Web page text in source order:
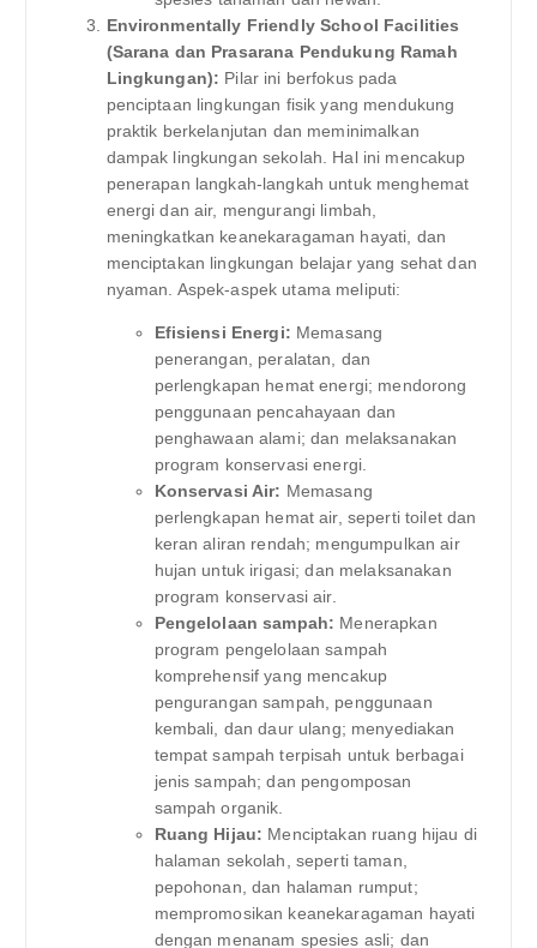
Environmentally Friendly School Facilities
(Sarana dan Prasarana Pendukung Ramah
Lingkungan): Pilar ini berfokus pada
penciptaan lingkungan fisik yang mendukung
praktik berkelanjutan dan meminimalkan
dampak lingkungan sekolah. Hal ini mencakup
penerapan langkah-langkah untuk menghemat
energi dan air, mengurangi limbah,
meningkatkan keanekaragaman hayati, dan
menciptakan lingkungan belajar yang sehat dan
nyaman. Aspek-aspek utama meliputi:
Efisiensi Energi: Memasang
penerangan, peralatan, dan
perlengkapan hemat energi; mendorong
penggunaan pencahayaan dan
penghawaan alami; dan melaksanakan
program konservasi energi.
Konservasi Air: Memasang
perlengkapan hemat air, seperti toilet dan
keran aliran rendah; mengumpulkan air
hujan untuk irigasi; dan melaksanakan
program konservasi air.
Pengelolaan sampah: Menerapkan
program pengelolaan sampah
komprehensif yang mencakup
pengurangan sampah, penggunaan
kembali, dan daur ulang; menyediakan
tempat sampah terpisah untuk berbagai
jenis sampah; dan pengomposan
sampah organik.
Ruang Hijau: Menciptakan ruang hijau di
halaman sekolah, seperti taman,
pepohonan, dan halaman rumput;
mempromosikan keanekaragaman hayati
dengan menanam spesies asli; dan